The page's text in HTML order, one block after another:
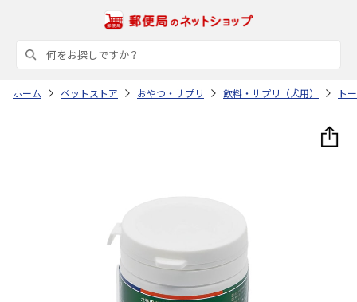
ホーム ペットストア おやつ・サプリ 飲料・サプリ（犬用） ト